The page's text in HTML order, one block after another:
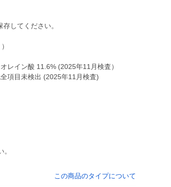
してください。
イン酸 11.6% (2025年11月検査）
項目未検出 (2025年11月検査)
この商品のタイプについて